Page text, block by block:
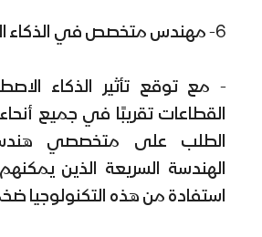
6- مهندس متخصص في الذكاء الاصطناعي
- مع توقع تأثير الذكاء
القطاعات تقريبًا في جميع
الطلب على متخصصي
الهندسة السريعة الذين
استفادة من هذه التكنولوجيا